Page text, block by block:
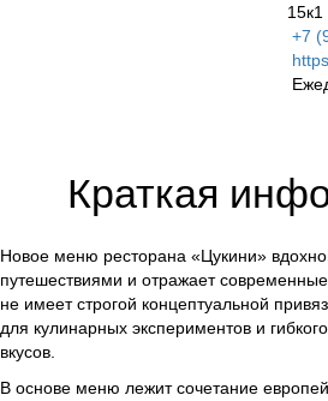
15к1
+7
Краткая
Новое меню ресторана «Цукини»
путешествиями и отражает
не имеет строгой концептуальной
для кулинарных экспериментов и
вкусов.
В основе меню лежит сочетание